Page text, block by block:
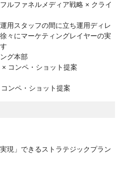
ルファネルメディア戦略 × クライ
用スタッフの間に立ち運用ディレ
々にマーケティングレイヤーの実
グ本部
コンペ・ショット提案
ンペ・ショット提案
現」できるストラテジックプラン